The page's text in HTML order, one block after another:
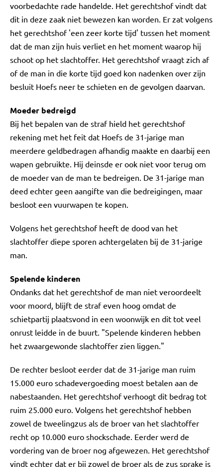
voorbedachte rade handelde. Het gerechtshof vindt dat
dit in deze zaak niet bewezen kan worden. Er zat volgens
het gerechtshof 'een zeer korte tijd' tussen het moment
dat de man zijn huis verliet en het moment waarop hij
schoot op het slachtoffer. Het gerechtshof vraagt zich af
of de man in die korte tijd goed kon nadenken over zijn
besluit Hoefs neer te schieten en de gevolgen daarvan.
Moeder bedreigd
Bij het bepalen van de straf hield het gerechtshof
rekening met het feit dat Hoefs de 31-jarige man
meerdere geldbedragen afhandig maakte en daarbij een
wapen gebruikte. Hij deinsde er ook niet voor terug om
de moeder van de man te bedreigen. De 31-jarige man
deed echter geen aangifte van die bedreigingen, maar
besloot een vuurwapen te kopen.
Volgens het gerechtshof heeft de dood van het
slachtoffer diepe sporen achtergelaten bij de 31-jarige
man.
Spelende kinderen
Ondanks dat het gerechtshof de man niet veroordeelt
voor moord, blijft de straf even hoog omdat de
schietpartij plaatsvond in een woonwijk en dit tot veel
onrust leidde in de buurt. "Spelende kinderen hebben
het zwaargewonde slachtoffer zien liggen."
De rechter besloot eerder dat de 31-jarige man ruim
15.000 euro schadevergoeding moest betalen aan de
nabestaanden. Het gerechtshof verhoogt dit bedrag tot
ruim 25.000 euro. Volgens het gerechtshof hebben
zowel de tweelingzus als de broer van het slachtoffer
recht op 10.000 euro shockschade. Eerder werd de
vordering van de broer nog afgewezen. Het gerechtshof
vindt echter dat er bij zowel de broer als de zus sprake is